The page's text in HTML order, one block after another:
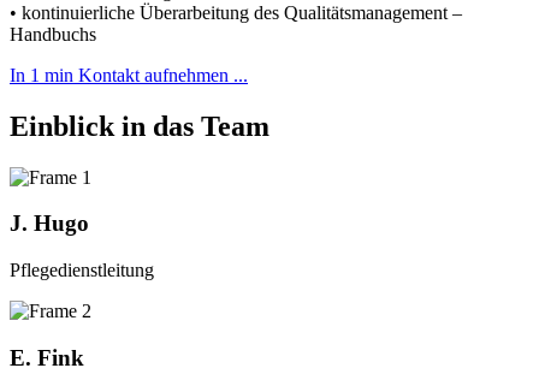
• kontinuierliche Überarbeitung des Qualitätsmanagement –
Handbuchs
In 1 min Kontakt aufnehmen ...
Einblick in das Team
J. Hugo
Pflegedienstleitung
E. Fink